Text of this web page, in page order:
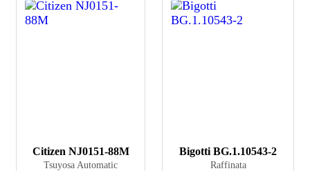
Citizen NJ0151-88M
Tsuyosa Automatic
Bigotti BG.1.10543-2
Raffinata